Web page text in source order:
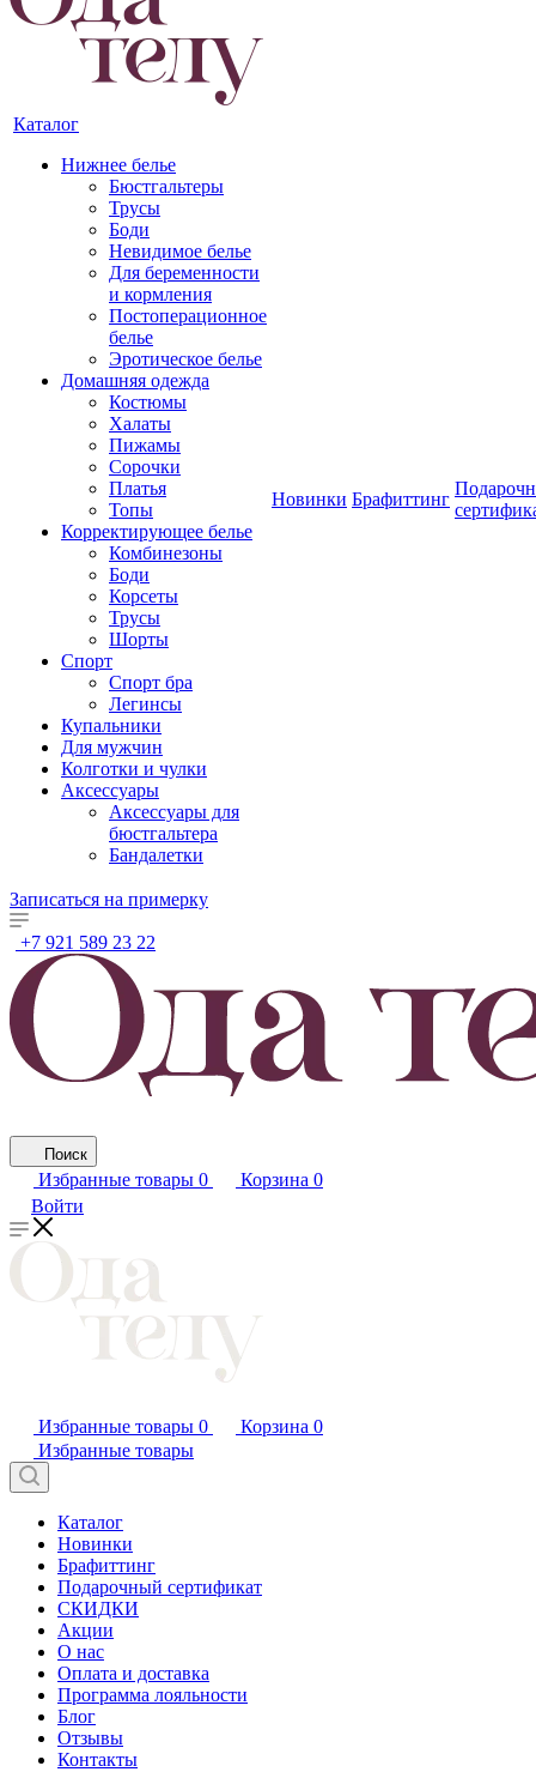
Каталог
Нижнее белье
Бюстгальтеры
Трусы
Боди
Невидимое белье
Для беременности
и кормления
Постоперационное
белье
Эротическое белье
Домашняя одежда
Костюмы
Халаты
Пижамы
Сорочки
Платья
Топы
Корректирующее белье
Комбинезоны
Боди
Корсеты
Трусы
Шорты
Спорт
Спорт бра
Легинсы
Купальники
Для мужчин
Колготки и чулки
Аксессуары
Аксессуары для
бюстгальтера
Бандалетки
Новинки Брафиттинг
Записаться на примерку
+7 921 589 23 22
Поиск
Избранные товары 0 Корзина 0
Войти
Избранные товары 0 Корзина 0
Избранные товары
Каталог
Новинки
Брафиттинг
Подарочный сертификат
СКИДКИ
Акции
О нас
Оплата и доставка
Программа лояльности
Блог
Отзывы
Контакты